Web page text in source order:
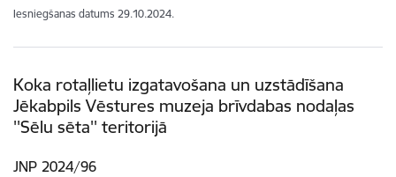
Iesniegšanas datums 29.10.2024.
Koka rotaļlietu izgatavošana un uzstādīšana
Jēkabpils Vēstures muzeja brīvdabas nodaļas
''Sēlu sēta'' teritorijā
JNP 2024/96